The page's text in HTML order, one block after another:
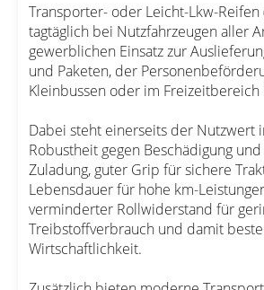
Transporter- oder Leicht-Lkw-Reifen
tagtäglich bei Nutzfahrzeugen aller
gewerblichen Einsatz zur
und Paketen, der
Kleinbussen oder im Freizeitbereich
Dabei steht einerseits der Nutzwert
Robustheit gegen Beschädigung
Zuladung, guter Grip für sichere
Lebensdauer für hohe km-
verminderter Rollwiderstand für
Treibstoffverbrauch und damit beste
Wirtschaftlichkeit.